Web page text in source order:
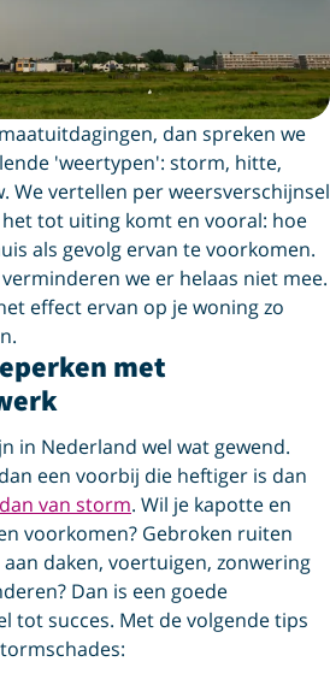
dan spreken we
'weertypen': storm, hitte,
We vertellen per weersverschijnsel
tot uiting komt en vooral: hoe
als gevolg ervan te voorkomen.
we er helaas niet mee.
effect ervan op je woning zo
met
in Nederland wel wat gewend.
een voorbij die heftiger is dan
van storm. Wil je kapotte en
voorkomen? Gebroken ruiten
daken, voertuigen, zonwering
Dan is een goede
tot succes. Met de volgende tips